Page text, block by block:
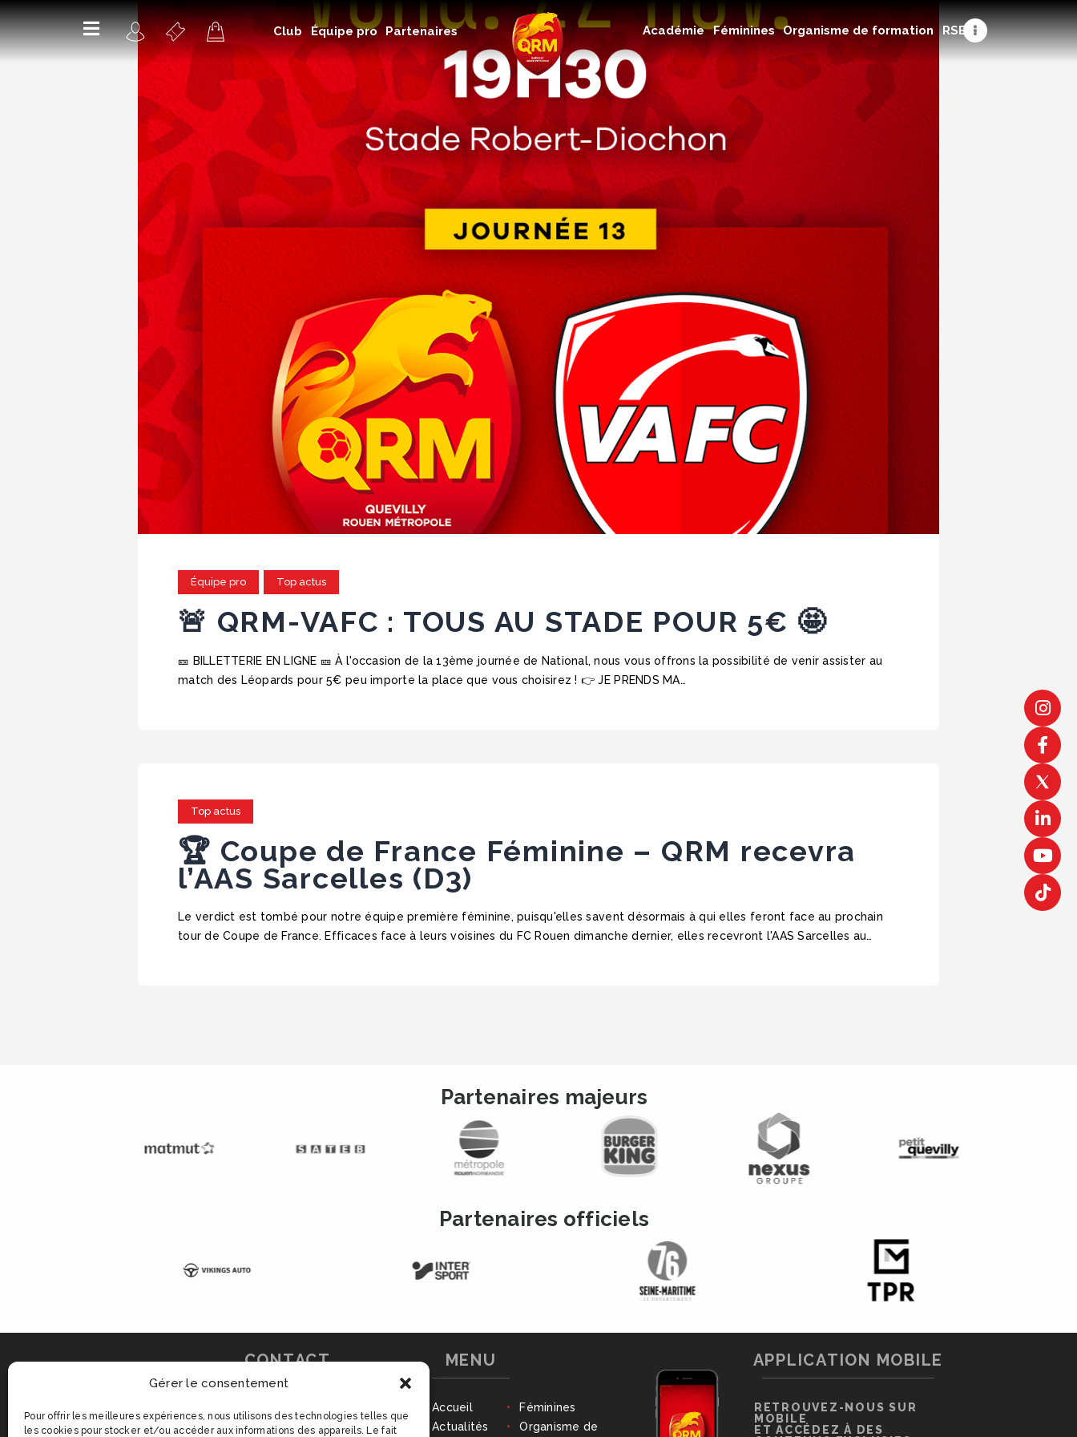
Gérer le consentement
Pour offrir les meilleures expériences, nous utilisons des technologies telles que
les cookies pour stocker et/ou accéder aux informations des appareils. Le fait
Club Équipe pro Partenaires Académie Féminines Organisme de formation RSE
Académie
Féminines
Organisme de formation
RSE
Contact
FAQ
Équipe pro Top actus
🚨 QRM-VAFC : TOUS AU STADE POUR 5€ 🤩
🎫 BILLETTERIE EN LIGNE 🎫 À l'occasion de la 13ème journée de National, nous vous offrons la possibilité de venir assister au
match des Léopards pour 5€ peu importe la place que vous choisirez ! 👉 JE PRENDS MA…
Top actus
🏆 Coupe de France Féminine – QRM recevra
l’AAS Sarcelles (D3)
Le verdict est tombé pour notre équipe première féminine, puisqu'elles savent désormais à qui elles feront face au prochain
tour de Coupe de France. Efficaces face à leurs voisines du FC Rouen dimanche dernier, elles recevront l'AAS Sarcelles au…
Partenaires majeurs
Partenaires officiels
Stade Robert-Diochon
MENU APPLICATION MOBILE
RETROUVEZ-NOUS SUR
MOBILE